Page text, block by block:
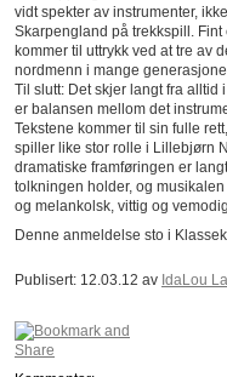
vidt spekter av instrumenter,
Skarpengland på trekkspill.
kommer til uttrykk ved at tre av
nordmenn i mange
Til slutt: Det skjer langt fra alltid
er balansen mellom det
Tekstene kommer til sin fulle
spiller like stor rolle i Lillebjørn
dramatiske framføringen er
tolkningen holder, og musikalen
og melankolsk, vittig og
Denne anmeldelse sto i
Publisert: 12.03.12 av IdaLou